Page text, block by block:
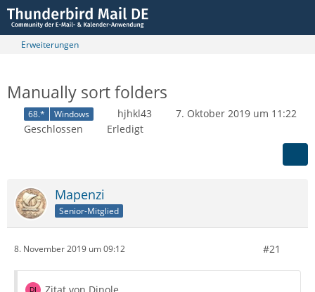
Erweiterungen
Manually sort folders
68.* Windows hjhkl43
7. Oktober 2019 um 11:22
Geschlossen
Erledigt
Mapenzi
Senior-Mitglied
8. November 2019 um 09:12 #21